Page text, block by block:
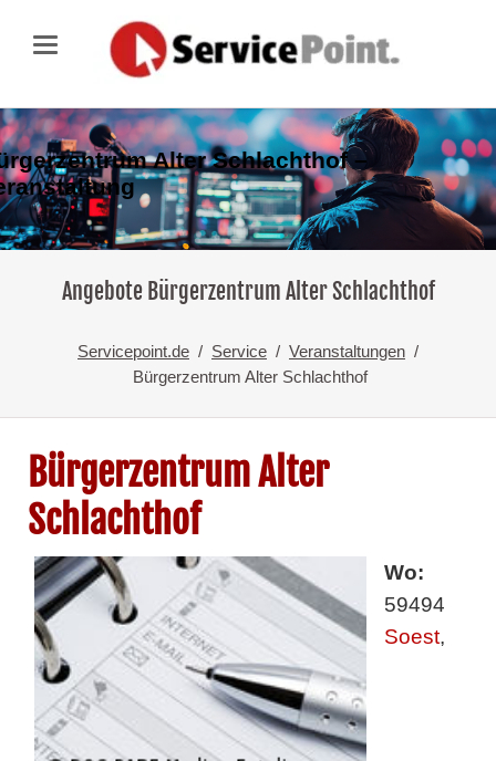
Alter Schlachthof –
Angebote Bürgerzentrum Alter Schlachthof
Servicepoint.de Service
Veranstaltungen
Bürgerzentrum Alter Schlachthof
Bürgerzentrum Alter
Schlachthof
Wo:
59494
Soest,